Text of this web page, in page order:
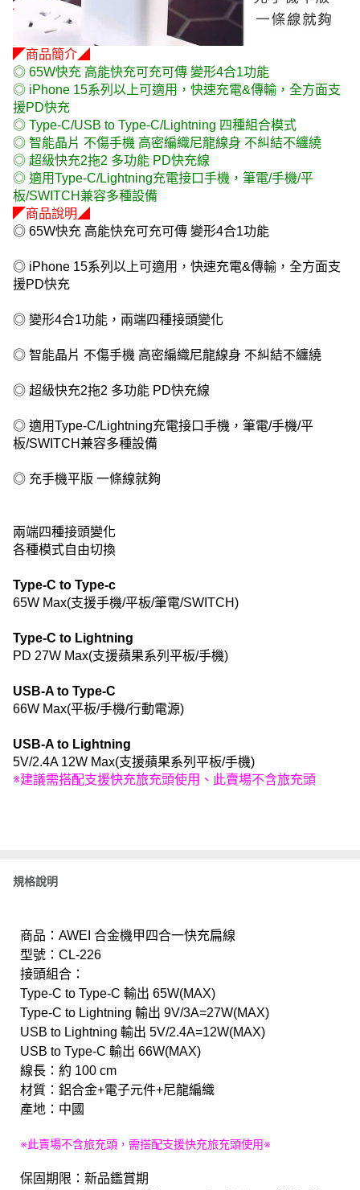
◤商品簡介◢
◎ 65W快充 高能快充可充可傳 變形4合1功能
◎ iPhone 15系列以上可適用，快速充電&傳輸，全方面支
援PD快充
◎ Type-C/USB to Type-C/Lightning 四種組合模式
◎ 智能晶片 不傷手機 高密編織尼龍線身 不糾結不纏繞
◎ 超級快充2拖2 多功能 PD快充線
◎ 適用Type-C/Lightning充電接口手機，筆電/手機/平
板/SWITCH兼容多種設備
◤商品說明◢
◎ 65W快充 高能快充可充可傳 變形4合1功能
◎ iPhone 15系列以上可適用，快速充電&傳輸，全方面支
援PD快充
◎ 變形4合1功能，兩端四種接頭變化
◎ 智能晶片 不傷手機 高密編織尼龍線身 不糾結不纏繞
◎ 超級快充2拖2 多功能 PD快充線
◎ 適用Type-C/Lightning充電接口手機，筆電/手機/平
板/SWITCH兼容多種設備
◎ 充手機平版 一條線就夠
兩端四種接頭變化
各種模式自由切換
Type-C to Type-c
65W Max(支援手機/平板/筆電/SWITCH)
Type-C to Lightning
PD 27W Max(支援蘋果系列平板/手機)
USB-A to Type-C
66W Max(平板/手機/行動電源)
USB-A to Lightning
5V/2.4A 12W Max(支援蘋果系列平板/手機)
※建議需搭配支援快充旅充頭使用、此賣場不含旅充頭
規格說明
商品：AWEI 合金機甲四合一快充扁線
型號：CL-226
接頭組合：
Type-C to Type-C 輸出 65W(MAX)
Type-C to Lightning 輸出 9V/3A=27W(MAX)
USB to Lightning 輸出 5V/2.4A=12W(MAX)
USB to Type-C 輸出 66W(MAX)
線長：約 100 cm
材質：鋁合金+電子元件+尼龍編織
產地：中國
※此賣場不含旅充頭，需搭配支援快充旅充頭使用※
保固期限：新品鑑賞期